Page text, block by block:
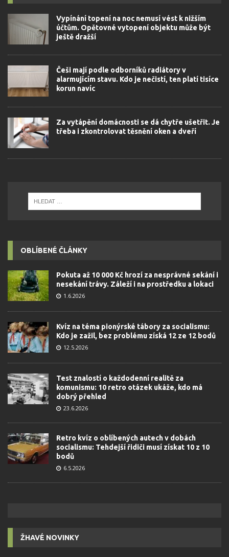
Vypínání topení na noc nemusí vést k nižším
účtům. Opětovné vytopení objektu může být
ještě dražší
Češi mají podle odborníků radiátory v
alarmujícím stavu. Kdo je nečistí, ten platí tisíce
korun navíc
Za vytápění domácnosti se dá chytře ušetřit. Je
třeba i zkontrolovat těsnění oken a dveří
OBLÍBENÉ ČLÁNKY
Pokuta až 10 000 Kč hrozí za nesprávné sekání i
nesekání trávy. Záleží i na prostředku a lokaci
1.6.2026
Kvíz na téma pionýrské tábory za socialismu:
Kdo je zažil, bez problému získá 12 ze 12 bodů
12.5.2026
Test znalostí o každodenní realitě za
komunismu: 10 retro otázek ukáže, kdo má
dobrý přehled
23.6.2026
Retro kvíz o oblíbených autech v dobách
socialismu: Tehdejší řidiči musí získat 10 z 10
bodů
6.5.2026
ŽHAVÉ NOVINKY